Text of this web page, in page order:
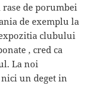
rase de porumbei
de exemplu la
clubului
, cred ca
La noi
un deget in